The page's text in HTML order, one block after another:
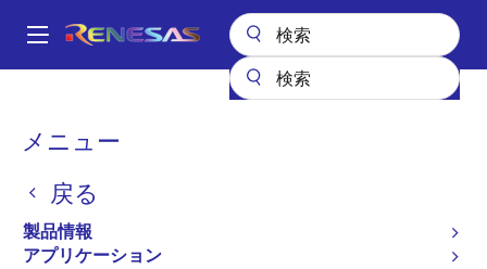
ン
Main
メニュー
戻る
製品情報
アプリケーション
パ
く
ず
データフラッシュライブラリ
データフラッシュライブラ
リ
セルフプログラミングライブラリ（フ